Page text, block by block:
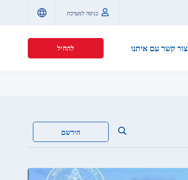
כניסה למערכת
צור קשר עם איתנו להחיל
הירשם